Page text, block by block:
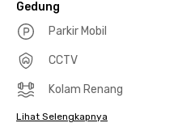
Gedung
Parkir Mobil
CCTV
Kolam Renang
Lihat Selengkapnya